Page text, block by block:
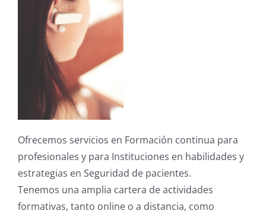
Ofrecemos servicios en Formación continua para
profesionales y para Instituciones en habilidades y
estrategias en Seguridad de pacientes.
Tenemos una amplia cartera de actividades
formativas, tanto online o a distancia, como